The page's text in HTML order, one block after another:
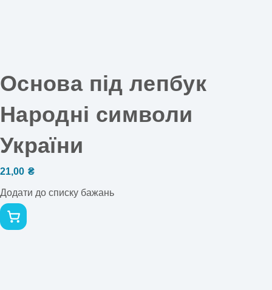
Основа під лепбук
Народні символи
України
21,00 ₴
Додати до списку бажань